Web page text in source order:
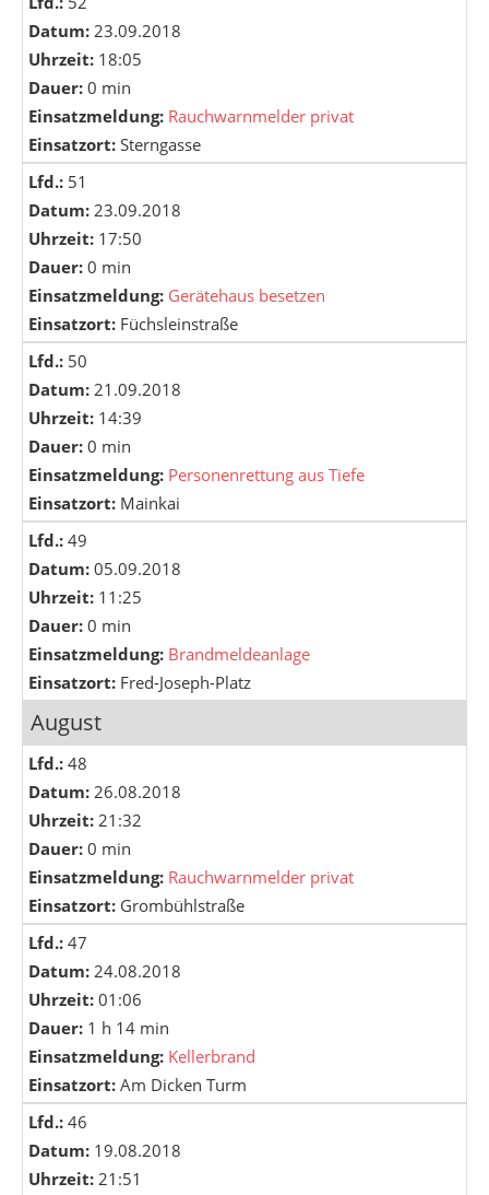
Datum: 23.09.2018
Uhrzeit: 18:05
Dauer: 0 min
Einsatzmeldung: Rauchwarnmelder privat
Einsatzort: Sterngasse
Lfd.: 51
Datum: 23.09.2018
Uhrzeit: 17:50
Dauer: 0 min
Einsatzmeldung: Gerätehaus besetzen
Einsatzort: Füchsleinstraße
Lfd.: 50
Datum: 21.09.2018
Uhrzeit: 14:39
Dauer: 0 min
Einsatzmeldung: Personenrettung aus Tiefe
Einsatzort: Mainkai
Lfd.: 49
Datum: 05.09.2018
Uhrzeit: 11:25
Dauer: 0 min
Einsatzmeldung: Brandmeldeanlage
Einsatzort: Fred-Joseph-Platz
August
Lfd.: 48
Datum: 26.08.2018
Uhrzeit: 21:32
Dauer: 0 min
Einsatzmeldung: Rauchwarnmelder privat
Einsatzort: Grombühlstraße
Lfd.: 47
Datum: 24.08.2018
Uhrzeit: 01:06
Dauer: 1 h 14 min
Einsatzmeldung: Kellerbrand
Einsatzort: Am Dicken Turm
Lfd.: 46
Datum: 19.08.2018
Uhrzeit: 21:51